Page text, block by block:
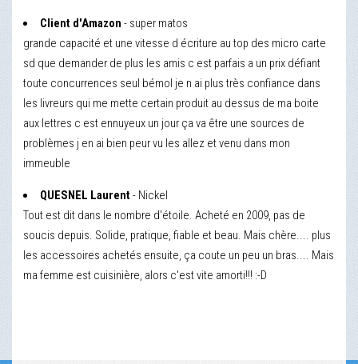
Client d'Amazon - super matos
grande capacité et une vitesse d écriture au top des micro carte
sd que demander de plus les amis c est parfais a un prix défiant
toute concurrences seul bémol je n ai plus très confiance dans
les livreurs qui me mette certain produit au dessus de ma boite
aux lettres c est ennuyeux un jour ça va être une sources de
problèmes j en ai bien peur vu les allez et venu dans mon
immeuble
QUESNEL Laurent - Nickel
Tout est dit dans le nombre d'étoile. Acheté en 2009, pas de
soucis depuis. Solide, pratique, fiable et beau. Mais chère.... plus
les accessoires achetés ensuite, ça coute un peu un bras.... Mais
ma femme est cuisinière, alors c'est vite amorti!!! :-D